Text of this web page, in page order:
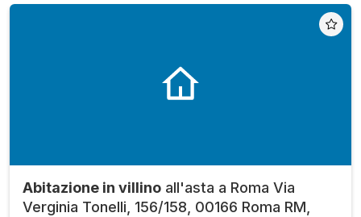
Abitazione in villino all'asta a Roma Via
Verginia Tonelli, 156/158, 00166 Roma RM,